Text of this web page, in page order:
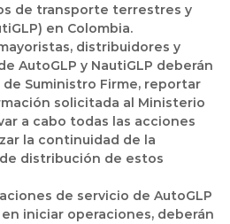
de transporte terrestres y
en Colombia.
distribuidores y
AutoGLP y NautiGLP deberán
Suministro Firme, reportar
solicitada al Ministerio
a cabo todas las acciones
la continuidad de la
distribución de estos
de servicio de AutoGLP
iniciar operaciones, deberán